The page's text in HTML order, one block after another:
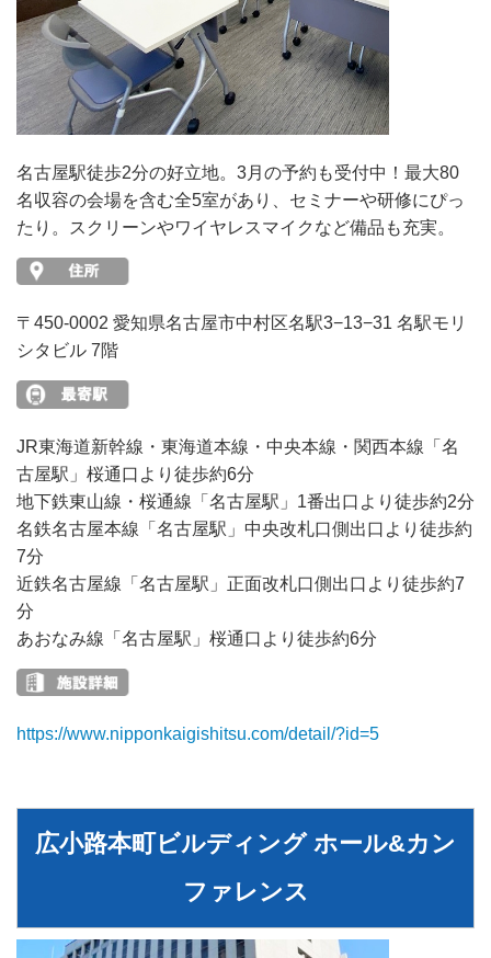
名古屋駅徒歩2分の好立地。3月の予約も受付中！最大80
名収容の会場を含む全5室があり、セミナーや研修にぴっ
たり。スクリーンやワイヤレスマイクなど備品も充実。
〒450-0002 愛知県名古屋市中村区名駅3−13−31 名駅モリ
シタビル 7階
JR東海道新幹線・東海道本線・中央本線・関西本線「名
古屋駅」桜通口より徒歩約6分
地下鉄東山線・桜通線「名古屋駅」1番出口より徒歩約2分
名鉄名古屋本線「名古屋駅」中央改札口側出口より徒歩約
7分
近鉄名古屋線「名古屋駅」正面改札口側出口より徒歩約7
分
あおなみ線「名古屋駅」桜通口より徒歩約6分
https://www.nipponkaigishitsu.com/detail/?id=5
広⼩路本町ビルディング ホール&カン
ファレンス